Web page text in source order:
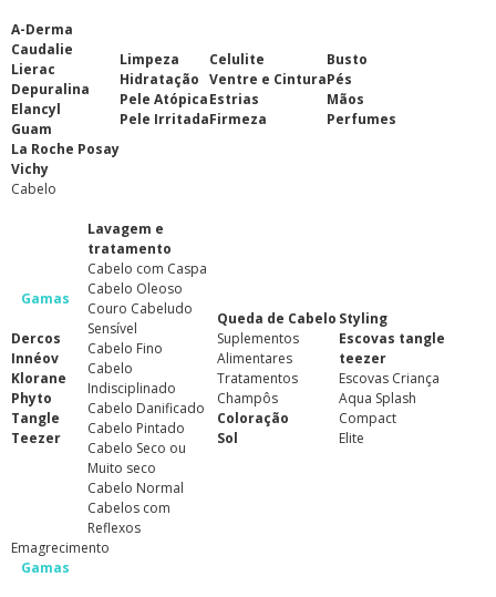
A-Derma
Caudalie
Lierac
Depuralina
Elancyl
Guam
La Roche Posay
Vichy
Limpeza
Hidratação
Pele Atópica
Pele Irritada
Celulite
Ventre e Cintura
Estrias
Firmeza
Busto
Pés
Mãos
Perfumes
Cabelo
Gamas
Dercos
Innéov
Klorane
Phyto
Tangle
Teezer
Lavagem e
tratamento
Cabelo com Caspa
Cabelo Oleoso
Couro Cabeludo
Sensível
Cabelo Fino
Cabelo
Indisciplinado
Cabelo Danificado
Cabelo Pintado
Cabelo Seco ou
Muito seco
Cabelo Normal
Cabelos com
Reflexos
Queda de Cabelo
Suplementos
Alimentares
Tratamentos
Champôs
Coloração
Sol
Styling
Escovas tangle
teezer
Escovas Criança
Aqua Splash
Compact
Elite
Emagrecimento
Gamas